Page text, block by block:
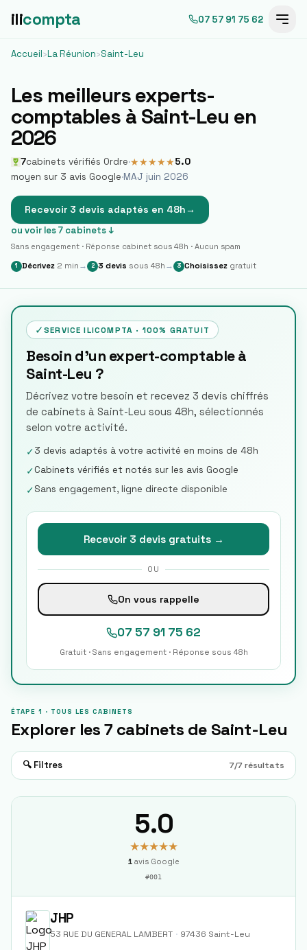
ilicompta 07 57 91 75 62
Accueil›La Réunion›Saint-Leu
Les meilleurs experts-
comptables à Saint-Leu en
2026
7cabinets vérifiés Ordre·★★★★★5.0
moyen sur 3 avis Google·MAJ juin 2026
Recevoir 3 devis adaptés en 48h→
ou voir les7 cabinets ↓
Sans engagement · Réponse cabinet sous 48h · Aucun spam
1 Décrivez 2 min → 2 3 devis sous 48h → 3 Choisissez gratuit
✓ SERVICE ILICOMPTA · 100% GRATUIT
Besoin d'un expert-comptable à
Saint-Leu ?
Décrivez votre besoin et recevez 3 devis chiffrés
de cabinets à Saint-Leu sous 48h, sélectionnés
selon votre activité.
✓3 devis adaptés à votre activité en moins de 48h
✓Cabinets vérifiés et notés sur les avis Google
✓Sans engagement, ligne directe disponible
Recevoir 3 devis gratuits →
OU
On vous rappelle
07 57 91 75 62
Gratuit · Sans engagement · Réponse sous 48h
ÉTAPE 1 · TOUS LES CABINETS
Explorer les7 cabinets de Saint-Leu
🔍 Filtres 7/7 résultats
5.0
★★★★★
1 avis Google
#001
JHP
53 RUE DU GENERAL LAMBERT · 97436 Saint-Leu